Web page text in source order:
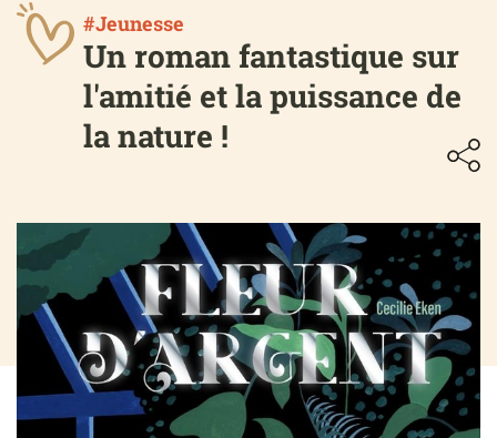
#Jeunesse
Un roman fantastique sur
l'amitié et la puissance de
la nature !